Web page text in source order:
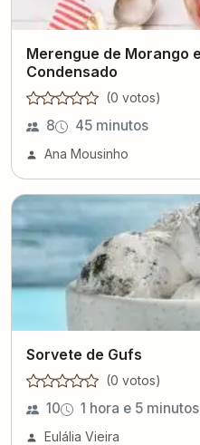
Merengue de Morango
Condensado
(0 votos)
8 45 minutos
Ana Mousinho
Sorvete de Gufs
(0 votos)
10 1 hora e 5 minutos
Eulália Vieira